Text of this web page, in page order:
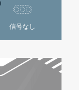
信号なし